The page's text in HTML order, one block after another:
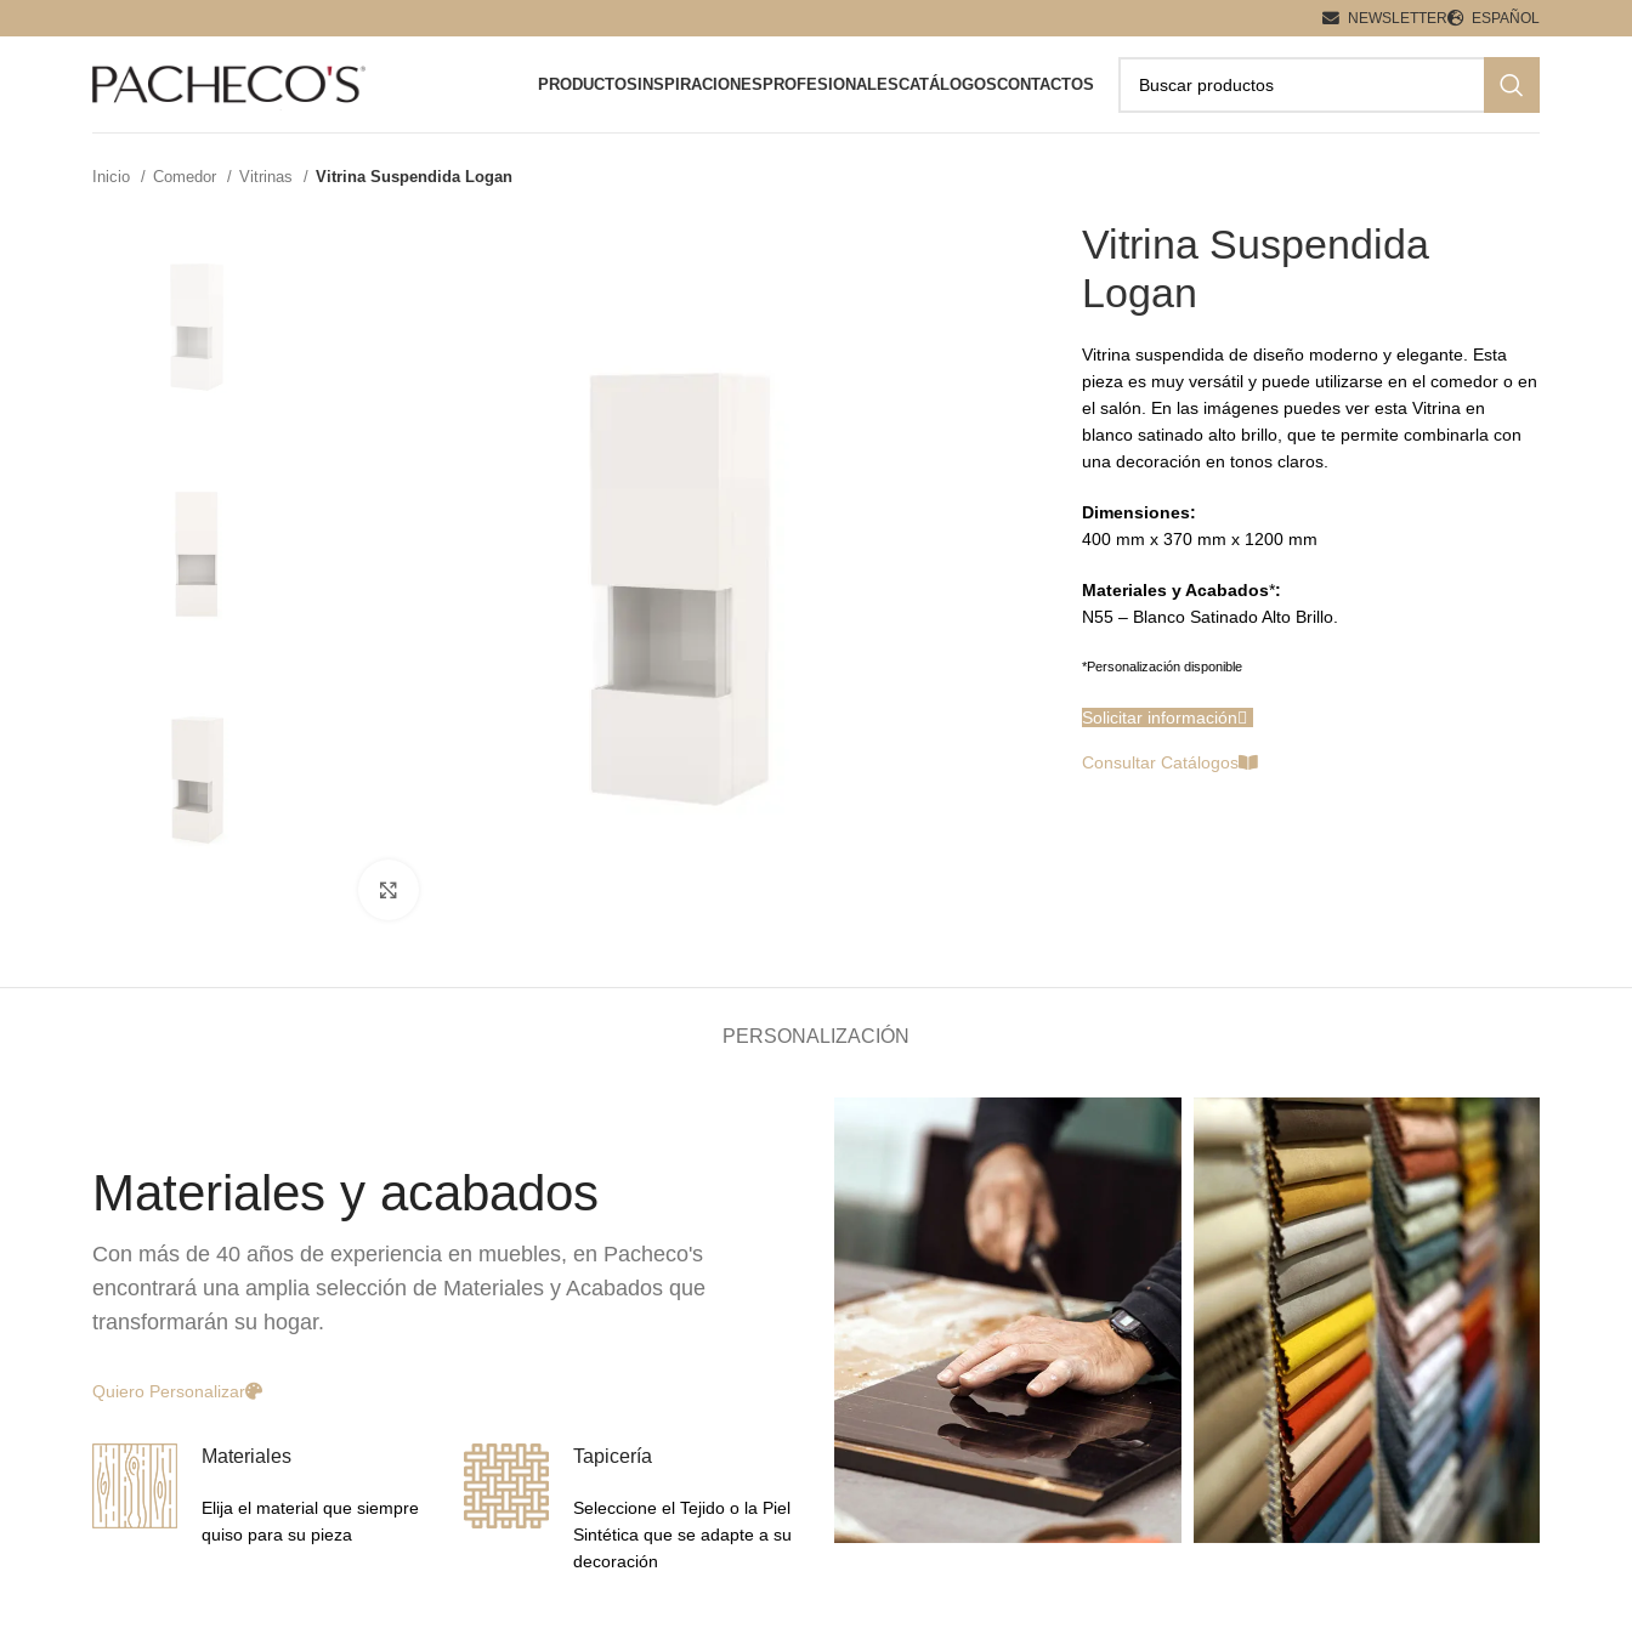
NEWSLETTER ESPAÑOL
PRODUCTOS INSPIRACIONES PROFESIONALESCATÁLOGOSCONTACTOS
Inicio Comedor Vitrinas Vitrina Suspendida Logan
Vitrina Suspendida
Logan
Vitrina suspendida de diseño moderno y elegante. Esta
pieza es muy versátil y puede utilizarse en el comedor o en
el salón. En las imágenes puedes ver esta Vitrina en
blanco satinado alto brillo, que te permite combinarla con
una decoración en tonos claros.
Dimensiones:
400 mm x 370 mm x 1200 mm
Materiales y Acabados*:
N55 – Blanco Satinado Alto Brillo.
*Personalización disponible
Solicitar información
Consultar Catálogos
PERSONALIZACIÓN
Materiales y acabados
Con más de 40 años de experiencia en muebles, en Pacheco's
encontrará una amplia selección de Materiales y Acabados que
transformarán su hogar.
Quiero Personalizar
Materiales
Elija el material que siempre
quiso para su pieza
Tapicería
Seleccione el Tejido o la Piel
Sintética que se adapte a su
decoración